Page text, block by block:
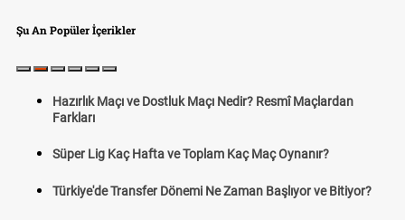
Şu An Popüler İçerikler
Hazırlık Maçı ve Dostluk Maçı Nedir? Resmî Maçlardan
Farkları
Süper Lig Kaç Hafta ve Toplam Kaç Maç Oynanır?
Türkiye'de Transfer Dönemi Ne Zaman Başlıyor ve Bitiyor?